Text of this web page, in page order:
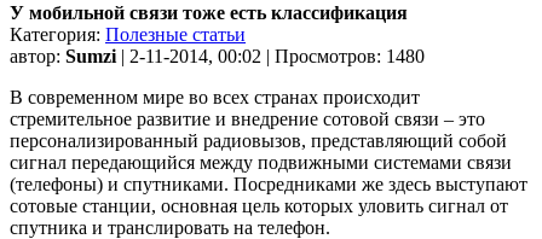
У мобильной связи тоже есть классификация
Категория: Полезные статьи
автор: Sumzi | 2-11-2014, 00:02 | Просмотров: 1480
В современном мире во всех странах происходит
стремительное развитие и внедрение сотовой связи – это
персонализированный радиовызов, представляющий собой
сигнал передающийся между подвижными системами связи
(телефоны) и спутниками. Посредниками же здесь выступают
сотовые станции, основная цель которых уловить сигнал от
спутника и транслировать на телефон.